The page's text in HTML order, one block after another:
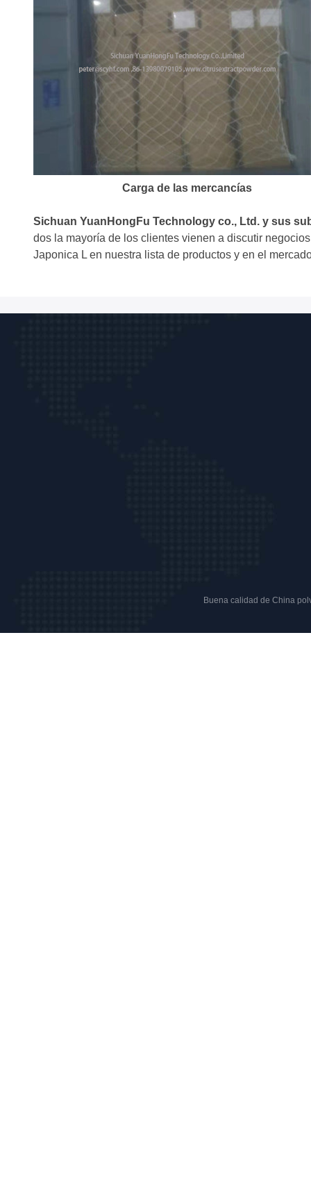
Carga de las mercancías
Sichuan YuanHongFu Technology co., Ltd. y sus
dos la mayoría de los clientes vienen a discutir
Japonica L en nuestra lista de productos y en el
Buena calidad de China